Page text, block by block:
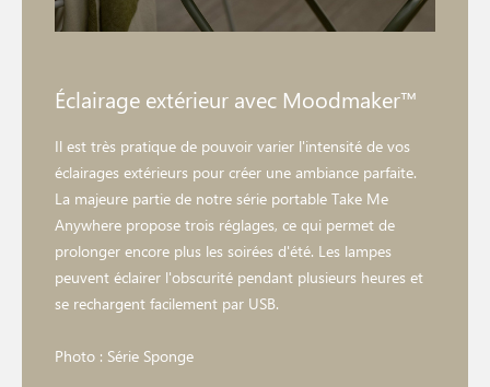
Éclairage extérieur avec Moodmaker™
Il est très pratique de pouvoir varier l'intensité de vos
éclairages extérieurs pour créer une ambiance parfaite.
La majeure partie de notre série portable Take Me
Anywhere propose trois réglages, ce qui permet de
prolonger encore plus les soirées d'été. Les lampes
peuvent éclairer l'obscurité pendant plusieurs heures et
se rechargent facilement par USB.
Photo : Série Sponge